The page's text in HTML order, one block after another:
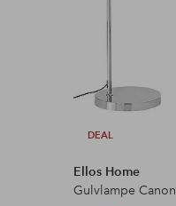
DEAL
Ellos Home
Gulvlampe Canon